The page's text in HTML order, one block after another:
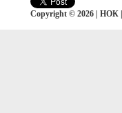
Copyright © 2026 | НОК